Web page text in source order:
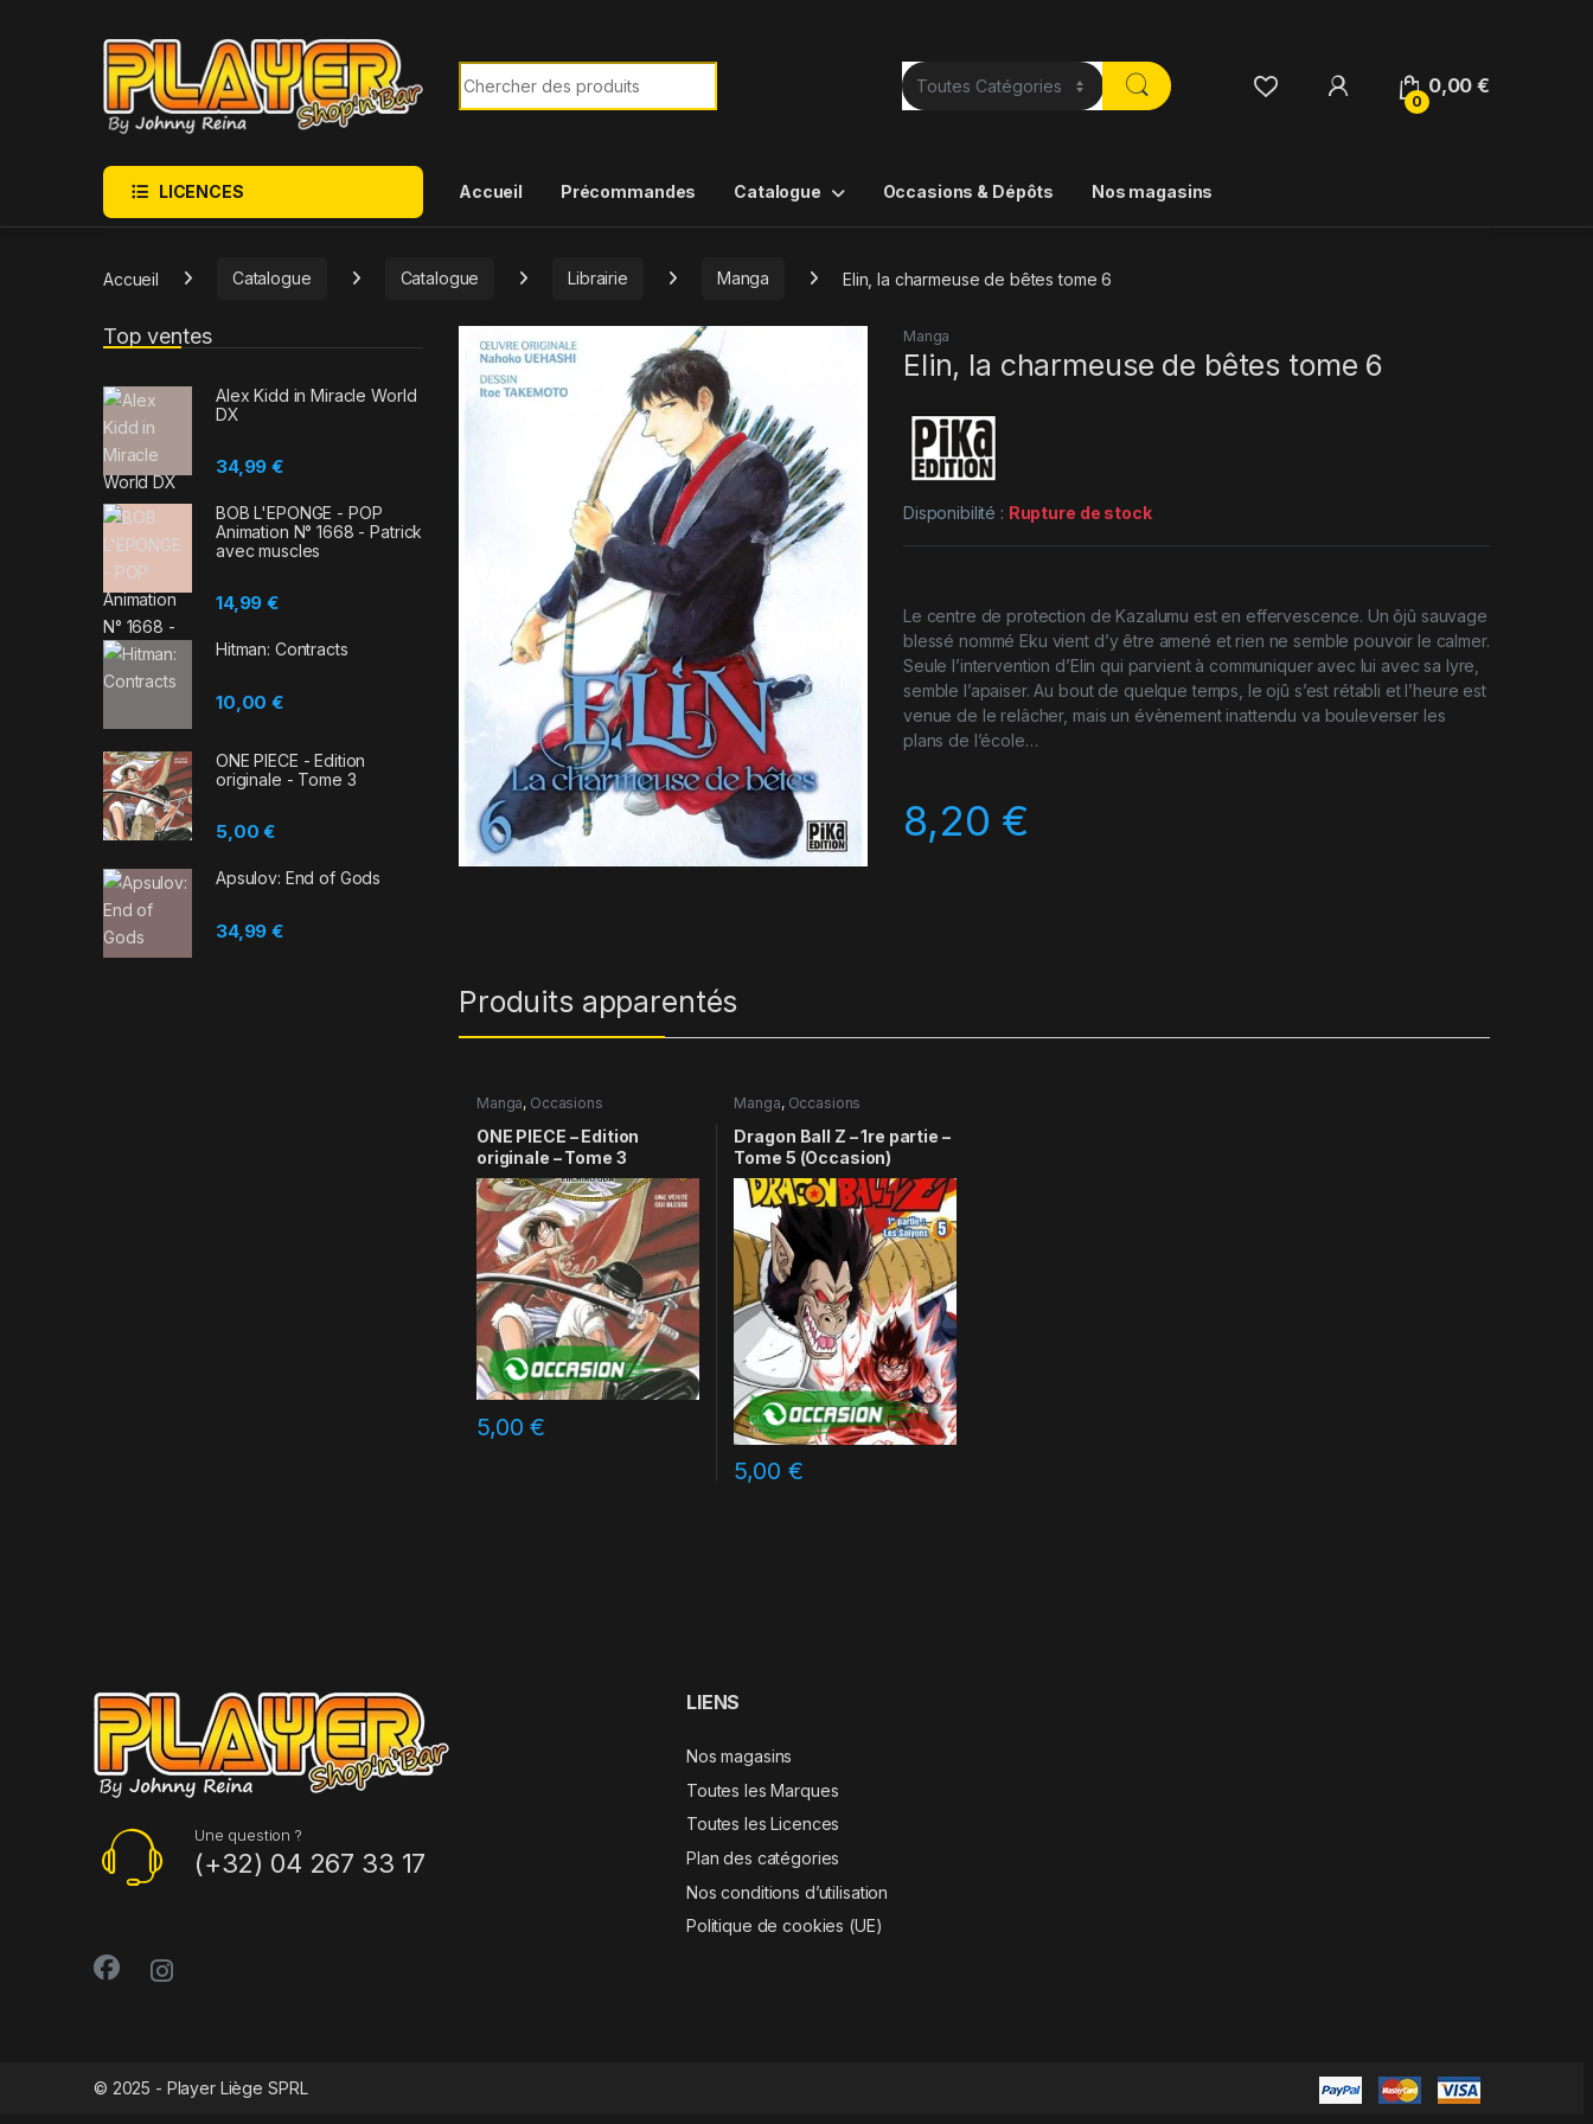
Recherche de :
0
0,00€
LICENCES Accueil Précommandes Catalogue Occasions & Dépôts Nos magasins
Accueil Catalogue Catalogue Librairie Manga Elin, la charmeuse de bêtes tome 6
Manga
Elin, la charmeuse de bêtes tome 6
Disponibilité : Rupture de stock
Le centre de protection de Kazalumu est en effervescence. Un ôjû sauvage
blessé nommé Eku vient d’y être amené et rien ne semble pouvoir le calmer.
Seule l’intervention d’Elin qui parvient à communiquer avec lui avec sa lyre,
semble l’apaiser. Au bout de quelque temps, le ojû s’est rétabli et l’heure est
venue de le relâcher, mais un évènement inattendu va bouleverser les
plans de l’école…
8,20 €
Produits apparentés
Manga, Occasions
ONE PIECE – Edition
originale – Tome 3
5,00€
Manga, Occasions
Dragon Ball Z – 1re partie –
Tome 5 (Occasion)
5,00 €
Top ventes
Alex Kidd in Miracle World
DX
34,99€
BOB L'EPONGE - POP
Animation N° 1668 - Patrick
avec muscles
14,99€
Hitman: Contracts
10,00€
ONE PIECE - Edition
originale - Tome 3
5,00€
Apsulov: End of Gods
34,99€
Une question ?
(+32) 04 267 33 17
LIENS
Nos magasins
Toutes les Marques
Toutes les Licences
Plan des catégories
Nos conditions d’utilisation
Politique de cookies (UE)
© 2025 - Player Liège SPRL